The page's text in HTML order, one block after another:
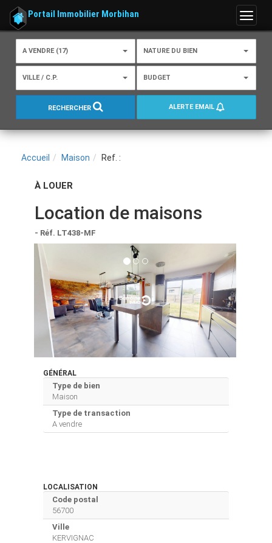
Menu
Portail Immobilier Morbihan
A VENDRE (17) NATURE DU BIEN
VILLE / C.P. BUDGET
RECHERCHER ALERTE EMAIL
Accueil Maison Ref. :
À LOUER
Location de maisons
- Réf. LT438-MF
GÉNÉRAL
Type de bien
Maison
Type de transaction
A vendre
LOCALISATION
Code postal
56700
Ville
KERVIGNAC